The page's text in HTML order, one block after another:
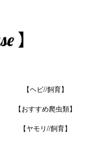
【ヘビ//飼育】
【おすすめ爬虫類】
【ヤモリ//飼育】